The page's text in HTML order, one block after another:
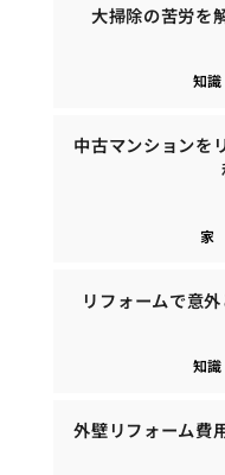
大掃除の苦労を
知識
中古マンションを
家
リフォームで意
知識
外壁リフォーム費